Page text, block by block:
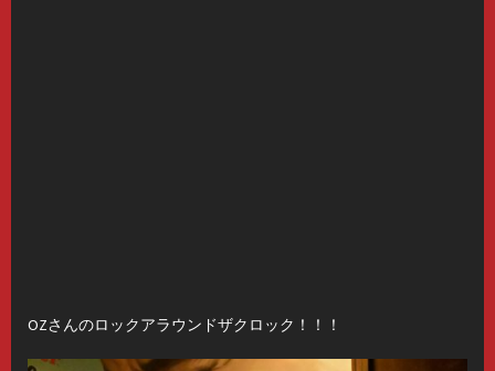
OZさんのロックアラウンドザクロック！！！